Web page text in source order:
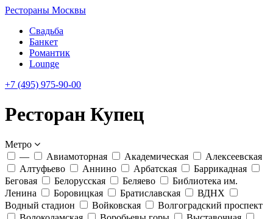
Рестораны Москвы
Свадьба
Банкет
Романтик
Lounge
+7 (495) 975-90-00
Ресторан Купец
Метро
—
Авиамоторная Академическая
Алексеевская
Алтуфьево
Аннино Арбатская
Баррикадная
Беговая
Белорусская Беляево
Библиотека им.
Ленина
Боровицкая Братиславская
ВДНХ
Водный стадион
Войковская
Волгоградский проспект